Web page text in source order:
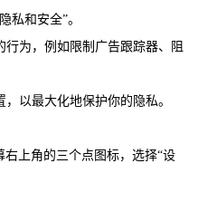
私和安全”。
为，例如限制广告跟踪器、阻
以最大化地保护你的隐私。
右上角的三个点图标，选择“设